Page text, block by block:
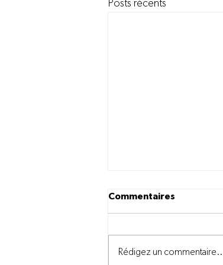
Posts récents
Commentaires
Rédigez un